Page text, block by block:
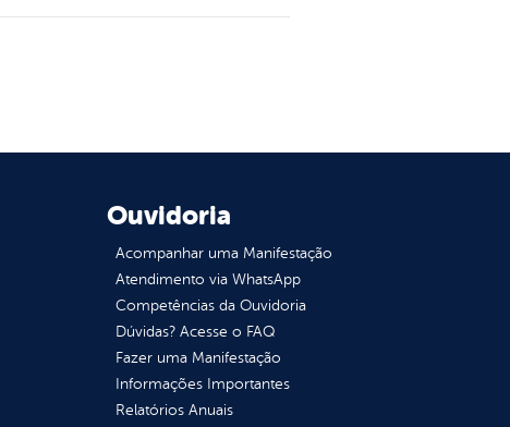
Ouvidoria
Acompanhar uma Manifestação
Atendimento via WhatsApp
Competências da Ouvidoria
Dúvidas? Acesse o FAQ
Fazer uma Manifestação
Informações Importantes
Relatórios Anuais